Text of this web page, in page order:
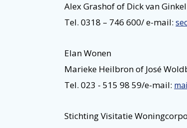
Alex Grashof of Dick van Ginkel
Tel. 0318 – 746 600/ e-mail:
Elan Wonen
Marieke Heilbron of José
Tel. 023 - 515 98 59/e-mail:
Stichting Visitatie